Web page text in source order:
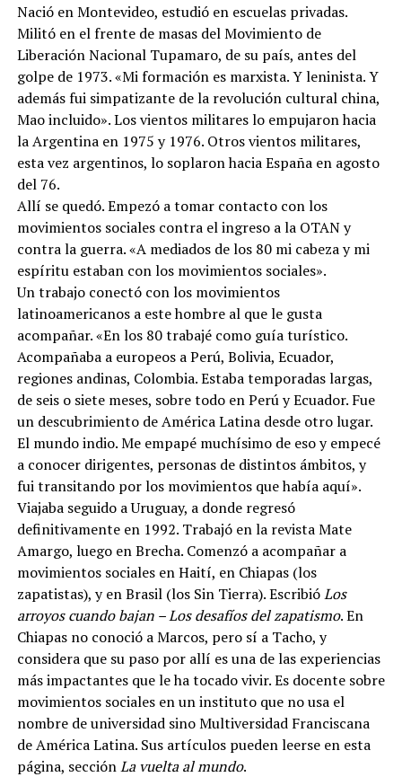
Nació en Montevideo, estudió en escuelas privadas.
Militó en el frente de masas del Movimiento de
Liberación Nacional Tupamaro, de su país, antes del
golpe de 1973. «Mi formación es marxista. Y leninista. Y
además fui simpatizante de la revolución cultural china,
Mao incluido». Los vientos militares lo empujaron hacia
la Argentina en 1975 y 1976. Otros vientos militares,
esta vez argentinos, lo soplaron hacia España en agosto
del 76.
Allí se quedó. Empezó a tomar contacto con los
movimientos sociales contra el ingreso a la OTAN y
contra la guerra. «A mediados de los 80 mi cabeza y mi
espíritu estaban con los movimientos sociales».
Un trabajo conectó con los movimientos
latinoamericanos a este hombre al que le gusta
acompañar. «En los 80 trabajé como guía turístico.
Acompañaba a europeos a Perú, Bolivia, Ecuador,
regiones andinas, Colombia. Estaba temporadas largas,
de seis o siete meses, sobre todo en Perú y Ecuador. Fue
un descubrimiento de América Latina desde otro lugar.
El mundo indio. Me empapé muchísimo de eso y empecé
a conocer dirigentes, personas de distintos ámbitos, y
fui transitando por los movimientos que había aquí».
Viajaba seguido a Uruguay, a donde regresó
definitivamente en 1992. Trabajó en la revista Mate
Amargo, luego en Brecha. Comenzó a acompañar a
movimientos sociales en Haití, en Chiapas (los
zapatistas), y en Brasil (los Sin Tierra). EscribióLos
arroyos cuando bajan – Los desafíos del zapatismo. En
Chiapas no conoció a Marcos, pero sí a Tacho, y
considera que su paso por allí es una de las experiencias
más impactantes que le ha tocado vivir. Es docente sobre
movimientos sociales en un instituto que no usa el
nombre de universidad sino Multiversidad Franciscana
de América Latina. Sus artículos pueden leerse en esta
página, secciónLa vuelta al mundo.